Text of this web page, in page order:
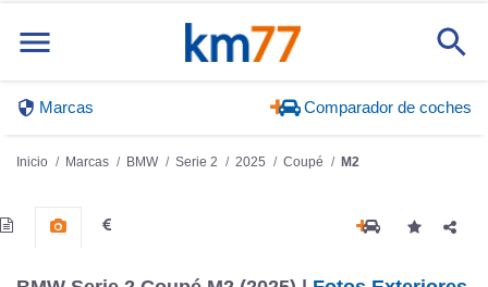
Marcas Comparador de coches
Inicio Marcas BMW Serie 2 2025 Coupé M2